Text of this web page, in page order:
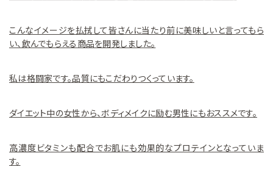
こんなイメージを払拭して皆さんに当たり前に美味しいと言ってもら
い、飲んでもらえる商品を開発しました。
私は格闘家です。品質にもこだわりつくっています。
ダイエット中の女性から、ボディメイクに励む男性にもおススメです。
高濃度ビタミンも配合でお肌にも効果的なプロテインとなっていま
す。